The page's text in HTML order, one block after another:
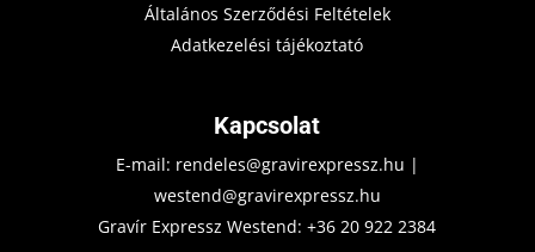
Általános Szerződési Feltételek
Adatkezelési tájékoztató
Kapcsolat
E-mail: rendeles@gravirexpressz.hu |
westend@gravirexpressz.hu
Gravír Expressz Westend:+36 20 922 2384